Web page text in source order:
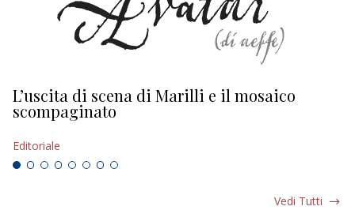
L’uscita di scena di Marilli e il mosaico
scompaginato
Editoriale
Vedi Tutti